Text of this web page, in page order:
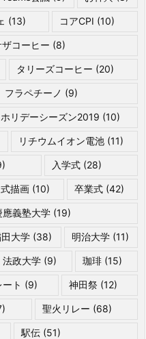
(13) コアCPI (10)
ザコーヒー (8)
タリーズコーヒー (20)
フラペチーノ (9)
ホリデーシーズン2019 (10)
リチウムイオン電池(11)
入学式 (28)
描画 (10) 卒業式(42)
應義塾大学(19)
大学 (38) 明治大学(11)
法政大学 (9) 珈琲 (15)
ト (9) 神田祭(12)
聖火リレー (68)
駅伝 (51)